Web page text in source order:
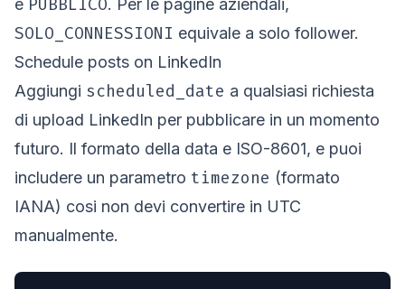
e PUBBLICO. Per le pagine aziendali,
SOLO_CONNESSIONI equivale a solo follower.
Schedule posts on LinkedIn
Aggiungi scheduled_date a qualsiasi richiesta
di upload LinkedIn per pubblicare in un momento
futuro. Il formato della data e ISO-8601, e puoi
includere un parametro timezone (formato
IANA) cosi non devi convertire in UTC
manualmente.